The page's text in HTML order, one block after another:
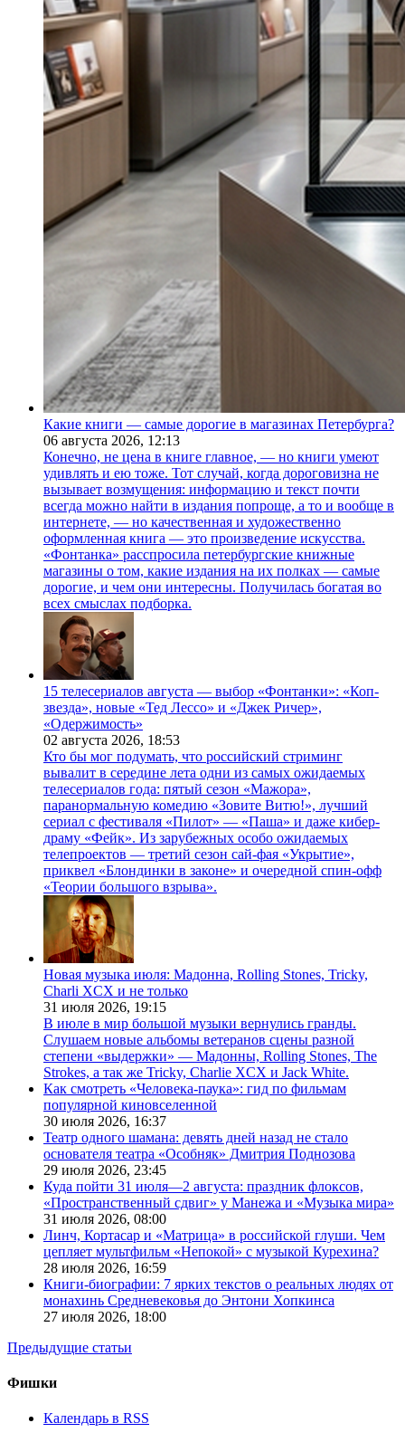
Какие книги — самые дорогие в магазинах Петербурга?
06 августа 2026, 12:13
Конечно, не цена в книге главное, — но книги умеют
удивлять и ею тоже. Тот случай, когда дороговизна не
вызывает возмущения: информацию и текст почти
всегда можно найти в издания попроще, а то и вообще в
интернете, — но качественная и художественно
оформленная книга — это произведение искусства.
«Фонтанка» расспросила петербургские книжные
магазины о том, какие издания на их полках — самые
дорогие, и чем они интересны. Получилась богатая во
всех смыслах подборка.
15 телесериалов августа — выбор «Фонтанки»: «Коп-
звезда», новые «Тед Лессо» и «Джек Ричер»,
«Одержимость»
02 августа 2026, 18:53
Кто бы мог подумать, что российский стриминг
вывалит в середине лета одни из самых ожидаемых
телесериалов года: пятый сезон «Мажора»,
паранормальную комедию «Зовите Витю!», лучший
сериал с фестиваля «Пилот» — «Паша» и даже кибер-
драму «Фейк». Из зарубежных особо ожидаемых
телепроектов — третий сезон сай-фая «Укрытие»,
приквел «Блондинки в законе» и очередной спин-офф
«Теории большого взрыва».
Новая музыка июля: Мадонна, Rolling Stones, Tricky,
Charli XCX и не только
31 июля 2026, 19:15
В июле в мир большой музыки вернулись гранды.
Слушаем новые альбомы ветеранов сцены разной
степени «выдержки» — Мадонны, Rolling Stones, The
Strokes, а так же Tricky, Charlie XCX и Jack White.
Как смотреть «Человека-паука»: гид по фильмам
популярной киновселенной
30 июля 2026, 16:37
Театр одного шамана: девять дней назад не стало
основателя театра «Особняк» Дмитрия Поднозова
29 июля 2026, 23:45
Куда пойти 31 июля—2 августа: праздник флоксов,
«Пространственный сдвиг» у Манежа и «Музыка мира»
31 июля 2026, 08:00
Линч, Кортасар и «Матрица» в российской глуши. Чем
цепляет мультфильм «Непокой» с музыкой Курехина?
28 июля 2026, 16:59
Книги-биографии: 7 ярких текстов о реальных людях от
монахинь Средневековья до Энтони Хопкинса
27 июля 2026, 18:00
Предыдущие статьи
Фишки
Календарь в RSS